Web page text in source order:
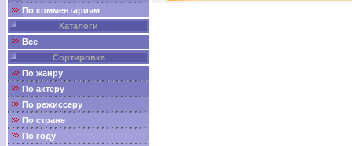
По комментариям
Каталоги
Все
Сортировка
По жанру
По актёру
По режиссеру
По стране
По году